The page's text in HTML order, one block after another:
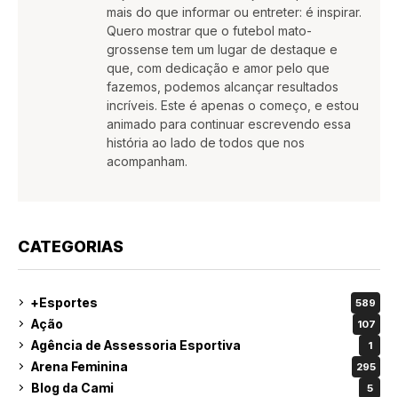
mais do que informar ou entreter: é inspirar.
Quero mostrar que o futebol mato-
grossense tem um lugar de destaque e
que, com dedicação e amor pelo que
fazemos, podemos alcançar resultados
incríveis. Este é apenas o começo, e estou
animado para continuar escrevendo essa
história ao lado de todos que nos
acompanham.
CATEGORIAS
+Esportes 589
Ação 107
Agência de Assessoria Esportiva 1
Arena Feminina 295
Blog da Cami 5